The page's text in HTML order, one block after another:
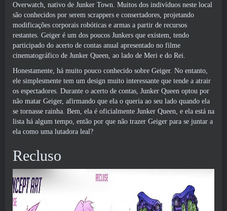
Overwatch, nativo de Junker Town. Muitos dos indivíduos neste local
são conhecidos por serem scrappers e consertadores, projetando
modificações corporais robóticas e armas a partir de recursos
restantes. Geiger é um dos poucos Junkers que existem, tendo
participado do acerto de contas anual apresentado no filme
cinematográfico de Junker Queen, ao lado de Meri e do Rei.
Honestamente, há muito pouco conhecido sobre Geiger. No entanto,
ele simplesmente tem um design muito interessante que tende a atrair
os espectadores. Durante o acerto de contas, Junker Queen optou por
não matar Geiger, afirmando que ela o queria ao seu lado quando ela
se tornasse rainha. Bem, ela é oficialmente Junker Queen, e ela está na
lista há algum tempo, então por que não trazer Geiger para se juntar a
ela como uma lutadora leal?
Recluso